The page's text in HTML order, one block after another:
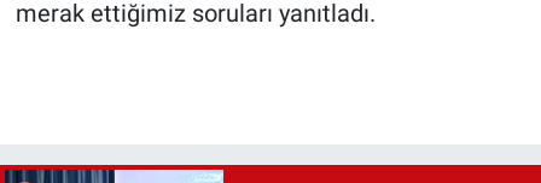
merak ettiğimiz soruları yanıtladı.